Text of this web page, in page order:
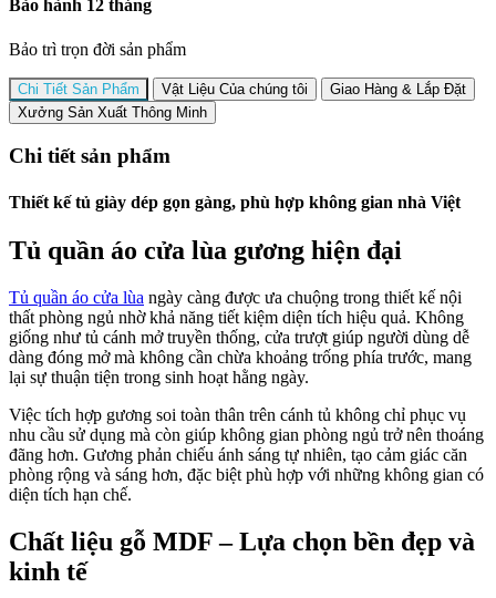
Bảo hành 12 tháng
Bảo trì trọn đời sản phẩm
Chi Tiết Sản Phẩm Vật Liệu Của chúng tôi
Giao Hàng & Lắp Đặt
Xưởng Sản Xuất Thông Minh
Chi tiết sản phẩm
Thiết kế tủ giày dép gọn gàng, phù hợp không gian nhà Việt
Tủ quần áo cửa lùa gương hiện đại
Tủ quần áo cửa lùa ngày càng được ưa chuộng trong thiết kế nội
thất phòng ngủ nhờ khả năng tiết kiệm diện tích hiệu quả. Không
giống như tủ cánh mở truyền thống, cửa trượt giúp người dùng dễ
dàng đóng mở mà không cần chừa khoảng trống phía trước, mang
lại sự thuận tiện trong sinh hoạt hằng ngày.
Việc tích hợp gương soi toàn thân trên cánh tủ không chỉ phục vụ
nhu cầu sử dụng mà còn giúp không gian phòng ngủ trở nên thoáng
đãng hơn. Gương phản chiếu ánh sáng tự nhiên, tạo cảm giác căn
phòng rộng và sáng hơn, đặc biệt phù hợp với những không gian có
diện tích hạn chế.
Chất liệu gỗ MDF – Lựa chọn bền đẹp và
kinh tế